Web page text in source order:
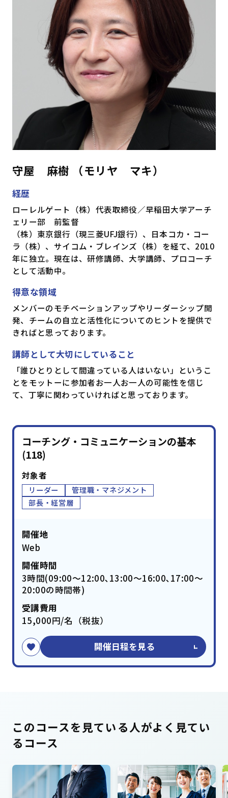
守屋 麻樹 （モリヤ マキ）
経歴
ローレルゲート（株）代表取締役／早稲田大学アーチ
ェリー部 前監督
（株）東京銀行（現三菱UFJ銀行）、日本コカ・コー
ラ（株）、サイコム・ブレインズ（株）を経て、2010
年に独立。現在は、研修講師、大学講師、プロコーチ
として活動中。
得意な領域
メンバーのモチベーションアップやリーダーシップ開
発、チームの自立と活性化についてのヒントを提供で
きればと思っております。
講師として大切にしていること
「誰ひとりとして間違っている人はいない」というこ
とをモットーに参加者お一人お一人の可能性を信じ
て、丁寧に関わっていければと思っております。
コーチング・コミュニケーションの基本
(118)
対象者
リーダー
管理職・マネジメント
部長・経営層
開催地
Web
開催時間
3時間(09:00～12:00､13:00～16:00､17:00～
20:00の時間帯)
受講費用
15,000円/名（税抜）
開催日程を見る
このコースを見ている人がよく見てい
るコース